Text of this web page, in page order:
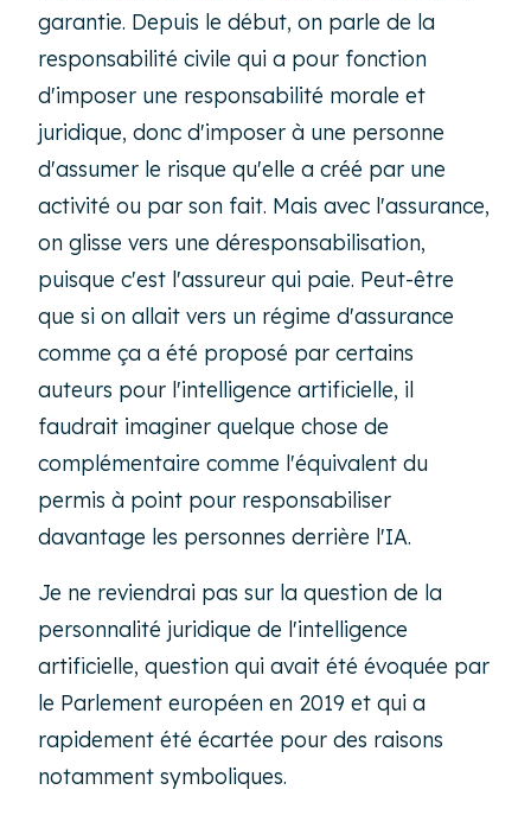
garantie. Depuis le début, on parle de la
responsabilité civile qui a pour fonction
d'imposer une responsabilité morale et
juridique, donc d'imposer à une personne
d'assumer le risque qu'elle a créé par une
activité ou par son fait. Mais avec l'assurance,
on glisse vers une déresponsabilisation,
puisque c'est l'assureur qui paie. Peut-être
que si on allait vers un régime d'assurance
comme ça a été proposé par certains
auteurs pour l'intelligence artificielle, il
faudrait imaginer quelque chose de
complémentaire comme l'équivalent du
permis à point pour responsabiliser
davantage les personnes derrière l'IA.
Je ne reviendrai pas sur la question de la
personnalité juridique de l'intelligence
artificielle, question qui avait été évoquée par
le Parlement européen en 2019 et qui a
rapidement été écartée pour des raisons
notamment symboliques.